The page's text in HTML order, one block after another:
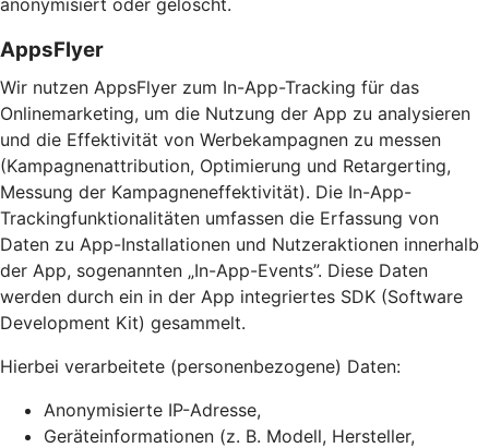
anonymisiert oder gelöscht.
AppsFlyer
Wir nutzen AppsFlyer zum In-App-Tracking für das
Onlinemarketing, um die Nutzung der App zu analysieren
und die Effektivität von Werbekampagnen zu messen
(Kampagnenattribution, Optimierung und Retargerting,
Messung der Kampagneneffektivität). Die In-App-
Trackingfunktionalitäten umfassen die Erfassung von
Daten zu App-Installationen und Nutzeraktionen innerhalb
der App, sogenannten „In-App-Events”. Diese Daten
werden durch ein in der App integriertes SDK (Software
Development Kit) gesammelt.
Hierbei verarbeitete (personenbezogene) Daten:
Anonymisierte IP-Adresse,
Geräteinformationen (z. B. Modell, Hersteller,